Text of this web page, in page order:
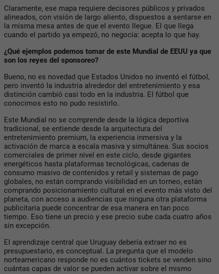
Claramente, ese mapa requiere decisores públicos y privados
alineados, con visión de largo aliento, dispuestos a sentarse en
la misma mesa antes de que el evento llegue. El que llega
cuando el partido ya empezó, no negocia: acepta lo que hay.
¿Qué ejemplos podemos tomar de este Mundial de EEUU ya que
son los reyes del sponsoreo?
Bueno, no es novedad que Estados Unidos no inventó el fútbol,
pero inventó la industria alrededor del entretenimiento y esa
distinción cambió casi todo en la industria. El fútbol que
conocimos esto no pudo resistirlo.
Este Mundial no se comprende desde la lógica deportiva
tradicional, se entiende desde la arquitectura del
entretenimiento premium, la experiencia inmersiva y la
activación de marca a escala masiva y simultánea. Sus socios
comerciales de primer nivel en este ciclo, desde gigantes
energéticos hasta plataformas tecnológicas, cadenas de
consumo masivo de contenidos y retail y sistemas de pago
globales, no están comprando visibilidad en un torneo, están
comprando posicionamiento cultural en el evento más visto del
planeta, con acceso a audiencias que ninguna otra plataforma
publicitaria puede concentrar de esa manera en tan poco
tiempo. Eso tiene un precio y ese precio sube cada cuatro años
sin excepción.
El aprendizaje central que Uruguay debería extraer no es
presupuestario, es conceptual. La pregunta que el modelo
norteamericano responde no es cuántos tickets se venden sino
cuántas capas de valor se pueden activar sobre el mismo